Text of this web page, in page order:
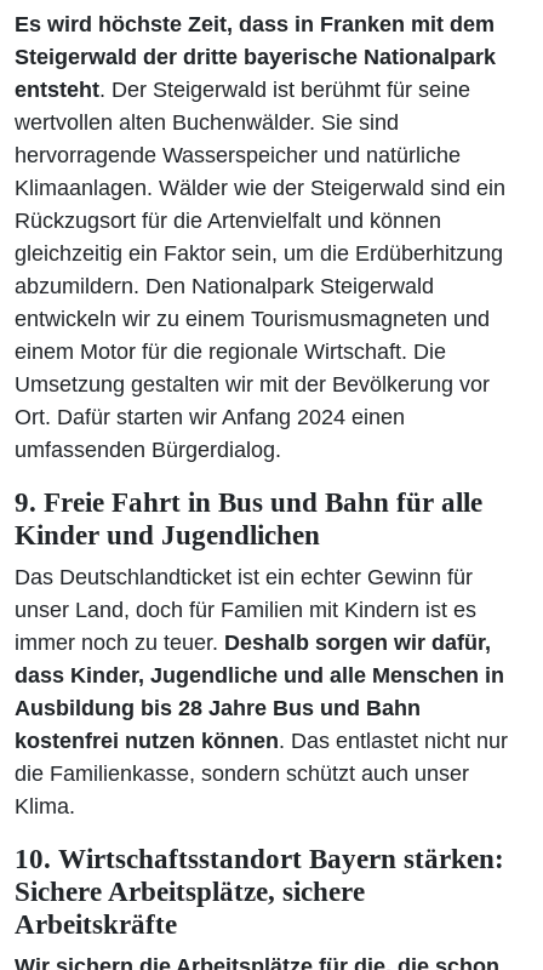
Es wird höchste Zeit, dass in Franken mit dem
Steigerwald der dritte bayerische Nationalpark
entsteht. Der Steigerwald ist berühmt für seine
wertvollen alten Buchenwälder. Sie sind
hervorragende Wasserspeicher und natürliche
Klimaanlagen. Wälder wie der Steigerwald sind ein
Rückzugsort für die Artenvielfalt und können
gleichzeitig ein Faktor sein, um die Erdüberhitzung
abzumildern. Den Nationalpark Steigerwald
entwickeln wir zu einem Tourismusmagneten und
einem Motor für die regionale Wirtschaft. Die
Umsetzung gestalten wir mit der Bevölkerung vor
Ort. Dafür starten wir Anfang 2024 einen
umfassenden Bürgerdialog.
9. Freie Fahrt in Bus und Bahn für alle
Kinder und Jugendlichen
Das Deutschlandticket ist ein echter Gewinn für
unser Land, doch für Familien mit Kindern ist es
immer noch zu teuer. Deshalb sorgen wir dafür,
dass Kinder, Jugendliche und alle Menschen in
Ausbildung bis 28 Jahre Bus und Bahn
kostenfrei nutzen können. Das entlastet nicht nur
die Familienkasse, sondern schützt auch unser
Klima.
10. Wirtschaftsstandort Bayern stärken:
Sichere Arbeitsplätze, sichere
Arbeitskräfte